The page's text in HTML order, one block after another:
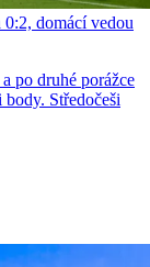
domácí vedou
po druhé porážce
Středočeši